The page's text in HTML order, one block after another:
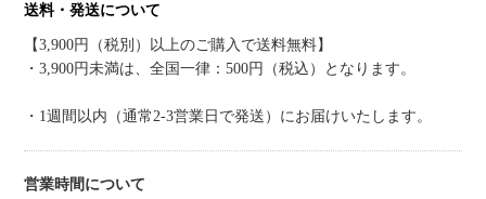
送料・発送について
【3,900円（税別）以上のご購入で送料無料】
・3,900円未満は、全国一律：500円（税込）となります。
・1週間以内（通常2-3営業日で発送）にお届けいたします。
営業時間について